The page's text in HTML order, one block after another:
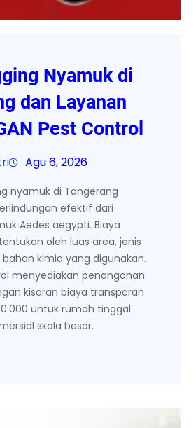
Nyamuk di
dan Layanan
Pest Control
Agu 6, 2026
nyamuk di Tangerang
efektif dari
Aedes aegypti. Biaya
oleh luas area, jenis
kimia yang digunakan.
menyediakan penanganan
kisaran biaya transparan
untuk rumah tinggal
skala besar.